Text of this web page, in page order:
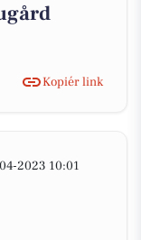
Kopiér link
2023 10:01